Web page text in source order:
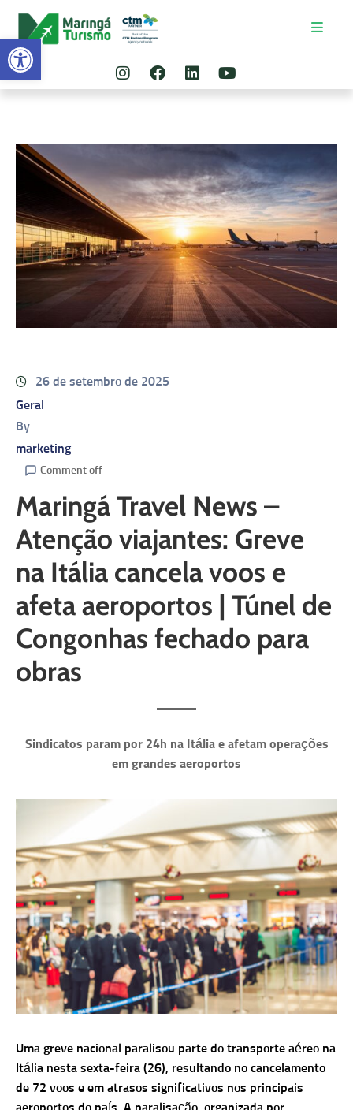
Abrir a barra de ferramentas
26 de setembro de 2025
Geral
By
marketing
Comment off
Maringá Travel News –
Atenção viajantes: Greve
na Itália cancela voos e
afeta aeroportos | Túnel de
Congonhas fechado para
obras
Sindicatos param por 24h na Itália e afetam operações
em grandes aeroportos
Uma greve nacional paralisou parte do transporte aéreo na
Itália nesta sexta-feira (26), resultando no cancelamento
de 72 voos e em atrasos significativos nos principais